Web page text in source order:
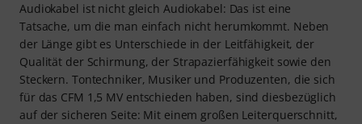
Audiokabel ist nicht gleich Audiokabel: Das ist eine
Tatsache, um die man einfach nicht herumkommt. Neben
der Länge gibt es Unterschiede in der Leitfähigkeit, der
Qualität der Schirmung, der Strapazierfähigkeit sowie den
Steckern. Tontechniker, Musiker und Produzenten, die sich
für das CFM 1,5 MV entschieden haben, sind diesbezüglich
auf der sicheren Seite: Mit einem großen Leiterquerschnitt,